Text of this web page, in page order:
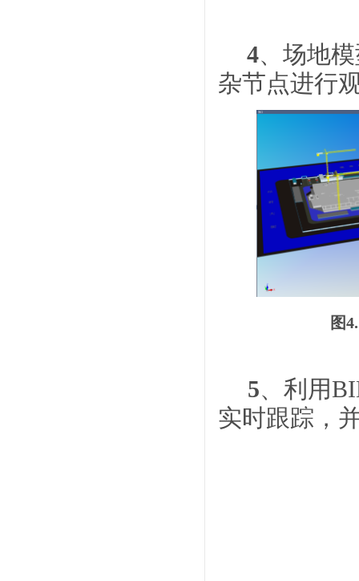
4、场地
杂节点进行
图
5、利用
实时跟踪，